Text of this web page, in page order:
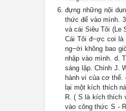
đựng những nội
thức để vào mình.
và cái Siêu Tôi (Le
Cái Tôi đ−ợc coi là
ng−ời không bao
nhập vào mình. d.
sáng lập. Chính J.
hành vi của cơ
lại một kích thích
R. ( S là kích thích
vào công thức S -